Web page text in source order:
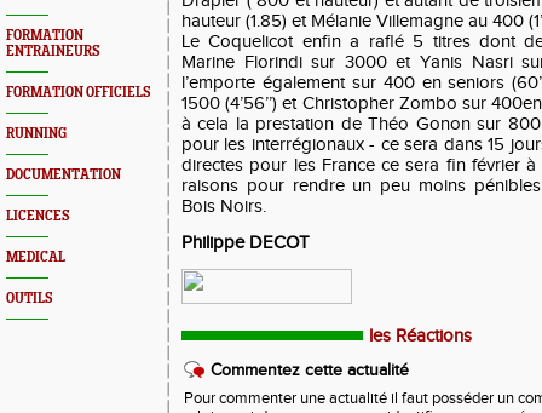
FORMATION
ENTRAINEURS
FORMATION OFFICIELS
RUNNING
DOCUMENTATION
LICENCES
MEDICAL
OUTILS
hauteur (1.85) et Mélanie Villemagne au 400
Le Coquelicot enfin a raflé 5 titres dont
Marine Florindi sur 3000 et Yanis Nasri
l’emporte également sur 400 en seniors
1500 (4’56’’) et Christopher Zombo sur
à cela la prestation de Théo Gonon sur 800
pour les interrégionaux - ce sera dans 15
directes pour les France ce sera fin février
raisons pour rendre un peu moins
Bois Noirs.
Philippe DECOT
les Réactions
Commentez cette actualité
Pour commenter une actualité il faut posséder un